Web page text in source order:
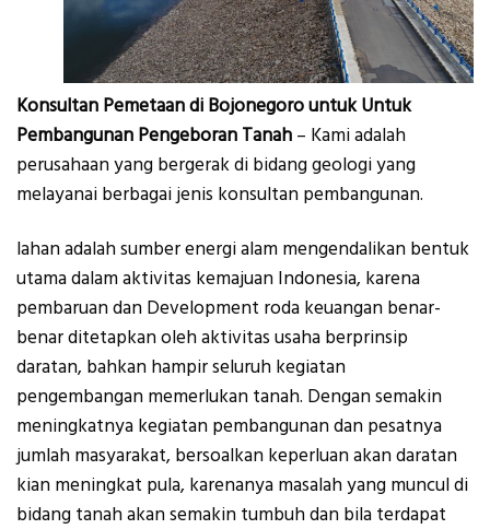
Konsultan Pemetaan di Bojonegoro untuk Untuk
Pembangunan Pengeboran Tanah – Kami adalah
perusahaan yang bergerak di bidang geologi yang
melayanai berbagai jenis konsultan pembangunan.
lahan adalah sumber energi alam mengendalikan bentuk
utama dalam aktivitas kemajuan Indonesia, karena
pembaruan dan Development roda keuangan benar-
benar ditetapkan oleh aktivitas usaha berprinsip
daratan, bahkan hampir seluruh kegiatan
pengembangan memerlukan tanah. Dengan semakin
meningkatnya kegiatan pembangunan dan pesatnya
jumlah masyarakat, bersoalkan keperluan akan daratan
kian meningkat pula, karenanya masalah yang muncul di
bidang tanah akan semakin tumbuh dan bila terdapat